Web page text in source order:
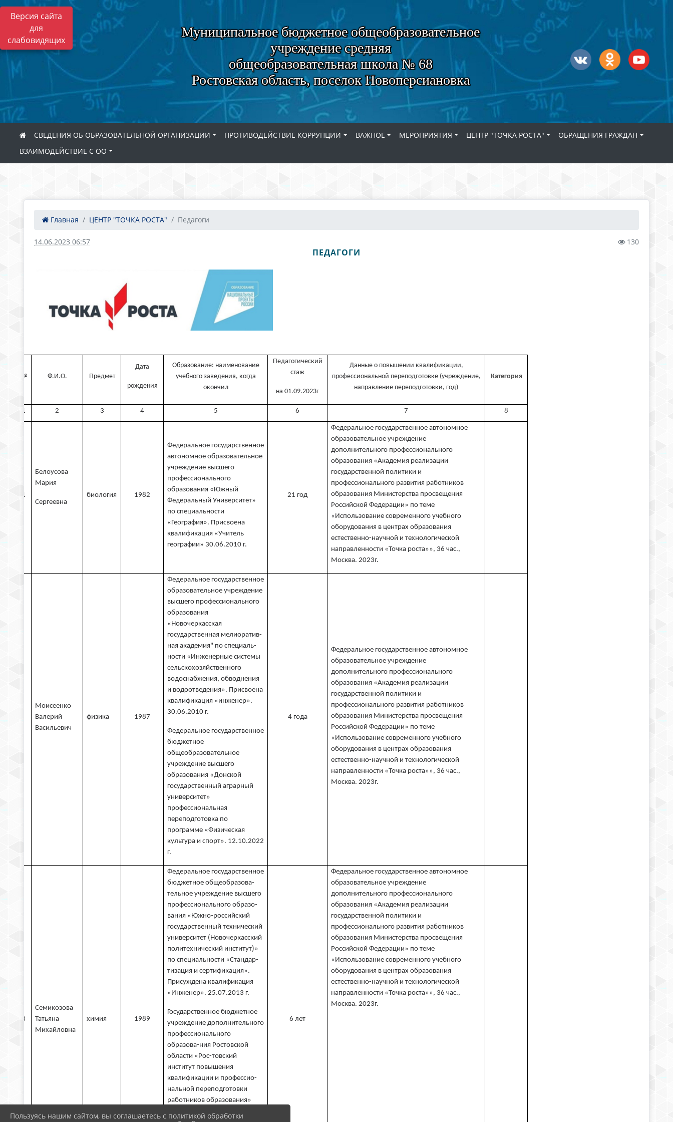
Версия сайта
для
слабовидящих
Муниципальное бюджетное общеобразовательное
учреждение средняя
общеобразовательная школа № 68
Ростовская область, поселок Новоперсиановка
СВЕДЕНИЯ ОБ ОБРАЗОВАТЕЛЬНОЙ ОРГАНИЗАЦИИ ПРОТИВОДЕЙСТВИЕ КОРРУПЦИИ ВАЖНОЕ МЕРОПРИЯТИЯ ЦЕНТР "ТОЧКА РОСТА"
ОБРАЩЕНИЯ ГРАЖДАН
ВЗАИМОДЕЙСТВИЕ С ОО
Главная ЦЕНТР "ТОЧКА РОСТА" Педагоги
14.06.2023 06:57 130
ПЕДАГОГИ
№ Ф.И.О. Предмет
Дата
рождения
Образование: наименование
учебного заведения, когда
окончил
Педагогический
стаж
на 01.09.2023г
Данные о повышении квалификации,
профессиональной переподготовке (учреждение,
направление переподготовки, год)
Категория
1 2 3 4 5 6 7 8
1
Белоусова
Мария
Сергеевна
биология 1982
Федеральное государственное
автономное образовательное
учреждение высшего
профессионального
образования «Южный
Федеральный Университет»
по специальности
«География». Присвоена
квалификация «Учитель
географии» 30.06.2010 г.
21 год
Федеральное государственное автономное
образовательное учреждение
дополнительного профессионального
образования «Академия реализации
государственной политики и
профессионального развития работников
образования Министерства просвещения
Российской Федерации» по теме
«Использование современного учебного
оборудования в центрах образования
естественно-научной и технологической
направленности «Точка роста»», 36 час.,
Москва. 2023г.
Моисеенко
Валерий
Васильевич
физика 1987
Федеральное государственное
образовательное учреждение
высшего профессионального
образования
«Новочеркасская
государственная мелиоратив-
ная академия" по специаль-
ности «Инженерные системы
сельскохозяйственного
водоснабжения, обводнения
и водоотведения». Присвоена
квалификация «инженер».
30.06.2010 г.
Федеральное государственное
бюджетное
общеобразовательное
учреждение высшего
образования «Донской
государственный аграрный
университет»
профессиональная
переподготовка по
программе «Физическая
культура и спорт». 12.10.2022
г.
4 года
Федеральное государственное автономное
образовательное учреждение
дополнительного профессионального
образования «Академия реализации
государственной политики и
профессионального развития работников
образования Министерства просвещения
Российской Федерации» по теме
«Использование современного учебного
оборудования в центрах образования
естественно-научной и технологической
направленности «Точка роста»», 36 час.,
Москва. 2023г.
3
Семикозова
Татьяна
Михайловна
химия 1989
Федеральное государственное
бюджетное общеобразова-
тельное учреждение высшего
профессионального образо-
вания «Южно-российский
государственный технический
университет (Новочеркасский
политехнический институт)»
по специальности «Стандар-
тизация и сертификация».
Присуждена квалификация
«Инженер». 25.07.2013 г.
Государственное бюджетное
учреждение дополнительного
профессионального
образова-ния Ростовской
области «Рос-товский
институт повышения
квалификации и профессио-
нальной переподготовки
работников образования»
6 лет
Федеральное государственное автономное
образовательное учреждение
дополнительного профессионального
образования «Академия реализации
государственной политики и
профессионального развития работников
образования Министерства просвещения
Российской Федерации» по теме
«Использование современного учебного
оборудования в центрах образования
естественно-научной и технологической
направленности «Точка роста»», 36 час.,
Москва. 2023г.
Пользуясь нашим сайтом, вы соглашаетесь с политикой обработки